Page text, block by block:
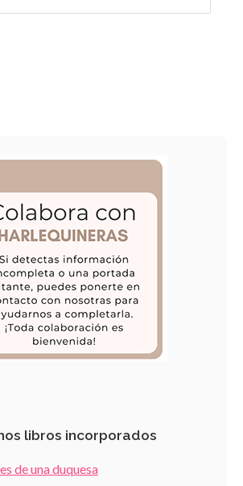
libros incorporados
de una duquesa